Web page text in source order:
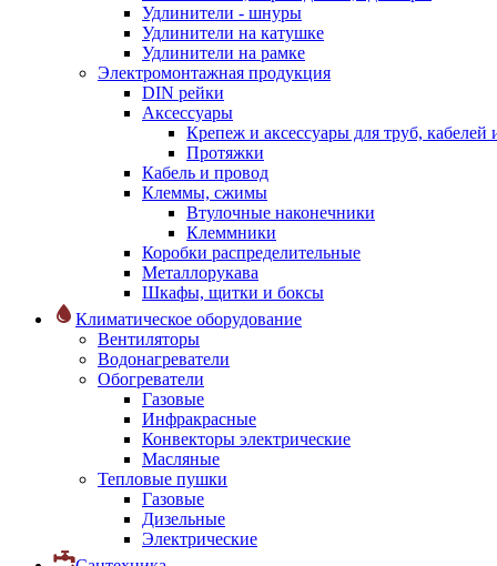
Удлинители - шнуры
Удлинители на катушке
Удлинители на рамке
Электромонтажная продукция
DIN рейки
Аксессуары
Крепеж и аксессуары для труб, кабелей
Протяжки
Кабель и провод
Клеммы, сжимы
Втулочные наконечники
Клеммники
Коробки распределительные
Металлорукава
Шкафы, щитки и боксы
Климатическое оборудование
Вентиляторы
Водонагреватели
Обогреватели
Газовые
Инфракрасные
Конвекторы электрические
Масляные
Тепловые пушки
Газовые
Дизельные
Электрические